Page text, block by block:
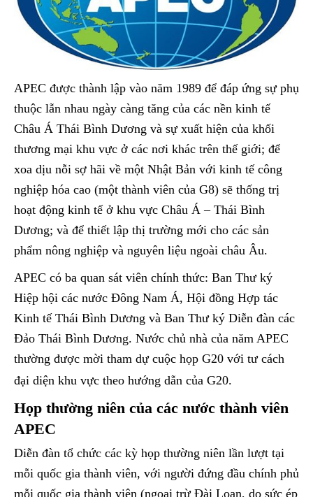
APEC được thành lập vào năm 1989 để đáp ứng sự phụ
thuộc lẫn nhau ngày càng tăng của các nền kinh tế
Châu Á Thái Bình Dương và sự xuất hiện của khối
thương mại khu vực ở các nơi khác trên thế giới; để
xoa dịu nỗi sợ hãi về một Nhật Bản với kinh tế công
nghiệp hóa cao (một thành viên của G8) sẽ thống trị
hoạt động kinh tế ở khu vực Châu Á – Thái Bình
Dương; và để thiết lập thị trường mới cho các sản
phẩm nông nghiệp và nguyên liệu ngoài châu Âu.
APEC có ba quan sát viên chính thức: Ban Thư ký
Hiệp hội các nước Đông Nam Á, Hội đồng Hợp tác
Kinh tế Thái Bình Dương và Ban Thư ký Diễn đàn các
Đảo Thái Bình Dương. Nước chủ nhà của năm APEC
thường được mời tham dự cuộc họp G20 với tư cách
đại diện khu vực theo hướng dẫn của G20.
Họp thường niên của các nước thành viên
APEC
Diễn đàn tổ chức các kỳ họp thường niên lần lượt tại
mỗi quốc gia thành viên, với người đứng đầu chính phủ
mỗi quốc gia thành viên (ngoại trừ Đài Loan, do sức ép